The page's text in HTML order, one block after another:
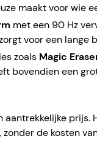
maakt voor wie
met een 90 Hz
voor een lange
zoals Magic
bovendien een
prijs.
de kosten